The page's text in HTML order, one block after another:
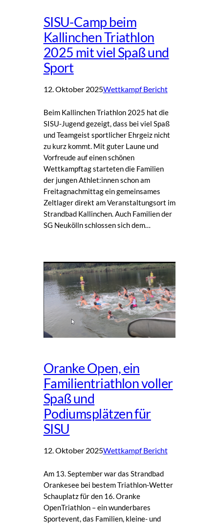
SISU-Camp beim
Kallinchen Triathlon
2025 mit viel Spaß und
Sport
12. Oktober 2025Wettkampf Bericht
Beim Kallinchen Triathlon 2025 hat die
SISU-Jugend gezeigt, dass bei viel Spaß
und Teamgeist sportlicher Ehrgeiz nicht
zu kurz kommt. Mit guter Laune und
Vorfreude auf einen schönen
Wettkampftag starteten die Familien
der jungen Athlet:innen schon am
Freitagnachmittag ein gemeinsames
Zeltlager direkt am Veranstaltungsort im
Strandbad Kallinchen. Auch Familien der
SG Neukölln schlossen sich dem…
Oranke Open, ein
Familientriathlon voller
Spaß und
Podiumsplätzen für
SISU
12. Oktober 2025Wettkampf Bericht
Am 13. September war das Strandbad
Orankesee bei bestem Triathlon-Wetter
Schauplatz für den 16. Oranke
OpenTriathlon – ein wunderbares
Sportevent, das Familien, kleine- und